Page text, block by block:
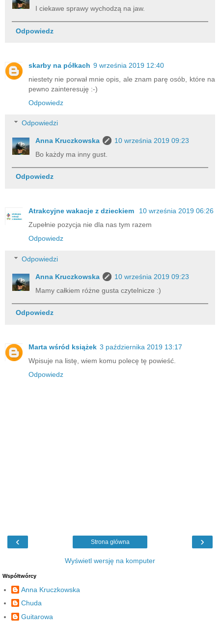
I ciekawe sprawy wychodzą na jaw.
Odpowiedz
skarby na półkach 9 września 2019 12:40
niestety nie porwał mnie opis, ale znam parę osób, które na
pewno zainteresuję :-)
Odpowiedz
Odpowiedzi
Anna Kruczkowska
10 września 2019 09:23
Bo każdy ma inny gust.
Odpowiedz
Atrakcyjne wakacje z dzieckiem
10 września 2019 06:26
Zupełnie pozycja nie dla nas tym razem
Odpowiedz
Odpowiedzi
Anna Kruczkowska
10 września 2019 09:23
Mamy całkiem różne gusta czytelnicze :)
Odpowiedz
Marta wśród książek 3 października 2019 13:17
Wpisuje na listę, wiem komu polecę tę powieść.
Odpowiedz
‹ ›
Strona główna
Wyświetl wersję na komputer
Współtwórcy
Anna Kruczkowska
Chuda
Guitarowa